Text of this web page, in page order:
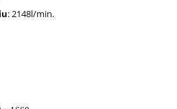
: 2148l/min.